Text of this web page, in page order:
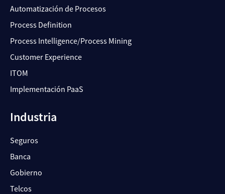
Automatización de Procesos
Process Definition
Process Intelligence/Process Mining
Customer Experience
ITOM
Implementación PaaS
Industria
Seguros
Banca
Gobierno
Telcos